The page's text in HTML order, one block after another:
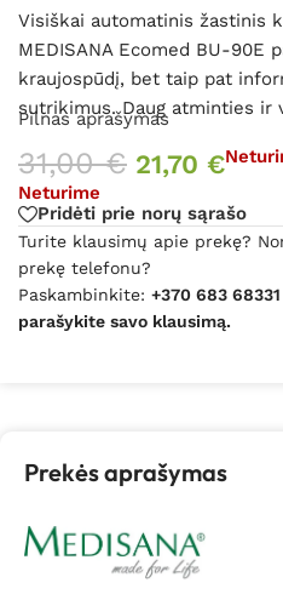
Visiškai automatinis žastinis
MEDISANA Ecomed BU-90E
kraujospūdį, bet taip pat
sutrikimus. Daug atminties ir
Pilnas aprašymas
31,00€ 21,70 €
Neturime
Pridėti prie norų sąrašo
Turite klausimų apie prekę?
prekę telefonu?
Paskambinkite: +370 683 68331
parašykite savo klausimą.
Prekės aprašymas